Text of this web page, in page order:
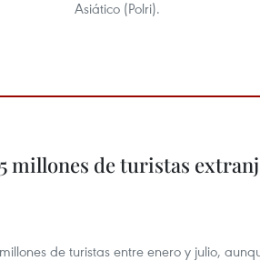
Asiático (Polri).
millones de turistas
de turistas entre enero y julio,